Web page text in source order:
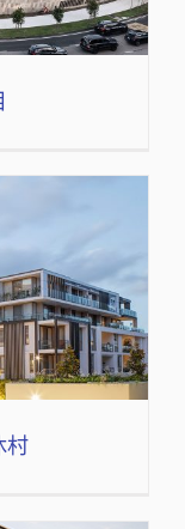
村